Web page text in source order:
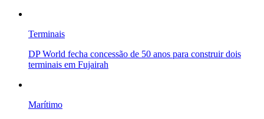
Terminais
DP World fecha concessão de 50 anos para construir dois
terminais em Fujairah
Marítimo